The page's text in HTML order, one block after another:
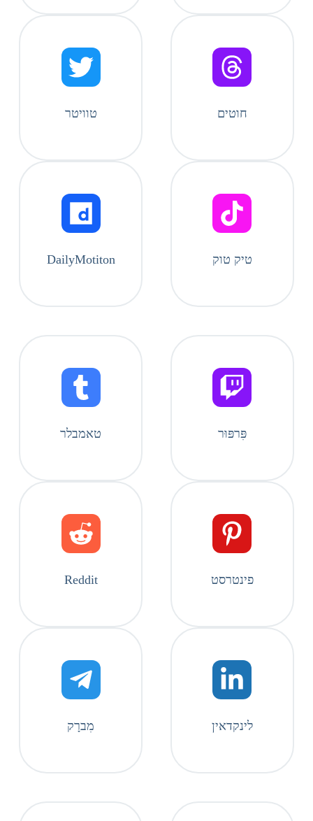
חוטים טוויטר
טיק טוק DailyMotiton
פִּרפּוּר טאמבלר
פינטרסט Reddit
לינקדאין מִברָק